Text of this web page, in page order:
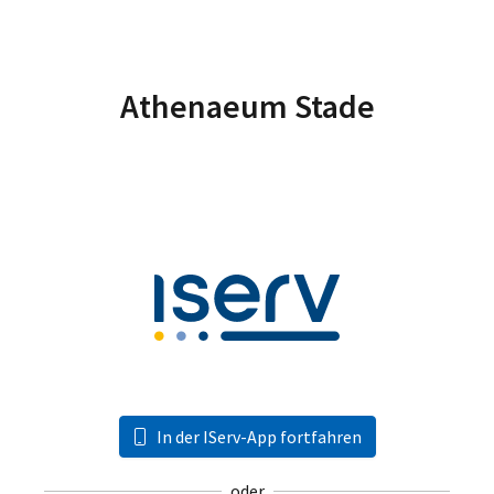
Athenaeum Stade
In der IServ-App fortfahren